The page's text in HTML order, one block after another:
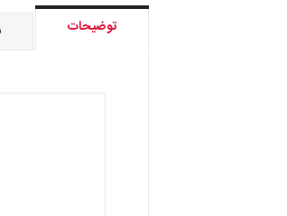
توضیحات